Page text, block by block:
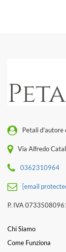
Petali d'autore
Via Alfredo
0362310964
[email
P. IVA
Chi Siamo
Come Funziona